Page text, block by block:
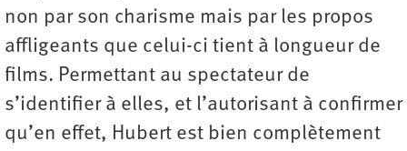
non par son charisme mais par les propos
affligeants que celui-ci tient à longueur de
films. Permettant au spectateur de
s’identifier à elles, et l’autorisant à confirmer
qu’en effet, Hubert est bien ­complètement